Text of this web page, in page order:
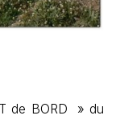
de BORD » du